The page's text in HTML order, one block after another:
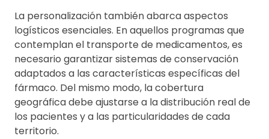
La personalización también abarca aspectos
logísticos esenciales. En aquellos programas que
contemplan el transporte de medicamentos, es
necesario garantizar sistemas de conservación
adaptados a las características específicas del
fármaco. Del mismo modo, la cobertura
geográfica debe ajustarse a la distribución real de
los pacientes y a las particularidades de cada
territorio.